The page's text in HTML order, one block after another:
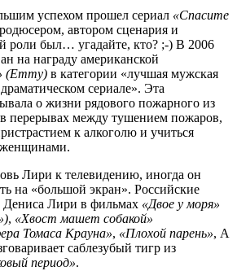
успехом прошел сериал «Спасите
автором сценария и
роли был… угадайте, кто? ;-) В 2006
на награду американской
(Emmy) в категории «лучшая мужская
сериале». Эта
о жизни рядового пожарного из
перерывах между тушением пожаров,
к алкоголю и учиться
женщинами.
Лири к телевидению, иногда он
на «большой экран». Российские
Дениса Лири в фильмах «Двое у моря»
, «Хвост машет собакой»
Томаса Крауна», «Плохой парень», А
саблезубый тигр из
период».